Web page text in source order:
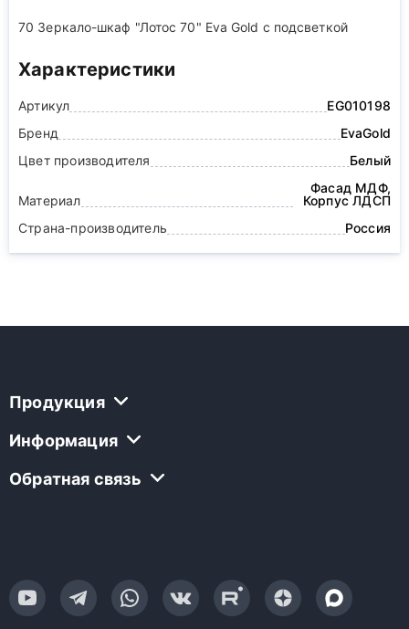
70 Зеркало-шкаф "Лотос 70" Eva Gold с подсветкой
Характеристики
Артикул
EG010198
Бренд
EvaGold
Цвет производителя
Белый
Материал
Фасад МДФ,
Корпус ЛДСП
Страна-производитель
Россия
Продукция
Информация
Обратная связь